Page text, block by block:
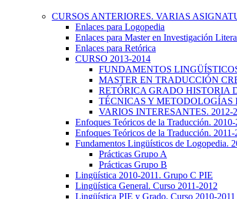
CURSOS ANTERIORES. VARIAS
Enlaces para Logopedia
Enlaces para Master en Investigación
Enlaces para Retórica
CURSO 2013-2014
FUNDAMENTOS
MASTER EN TRADUCCIÓN
RETÓRICA GRADO HISTORIA
TÉCNICAS Y METODOLOGÍAS
VARIOS INTERESANTES. 2012-
Enfoques Teóricos de la Traducción. 2010-
Enfoques Teóricos de la Traducción. 2011-
Fundamentos Lingüísticos de Logopedia.
Prácticas Grupo A
Prácticas Grupo B
Lingüística 2010-2011. Grupo C PIE
Lingüística General. Curso 2011-2012
Lingüística PIE y Grado. Curso 2010-2011